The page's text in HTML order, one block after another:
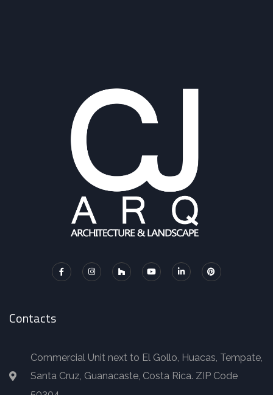
Contacts
Commercial Unit next to El Gollo, Huacas, Tempate,
Santa Cruz, Guanacaste, Costa Rica. ZIP Code